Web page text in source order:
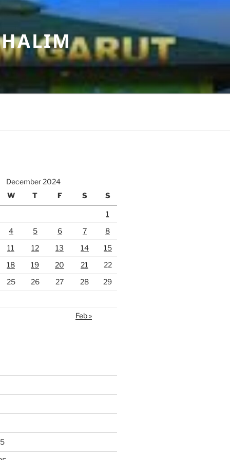
HALIM
December 2024
W T F S S
1
4 5 6 7
8
11 12 13 14
15
18 19 20 21
22
25 26 27 28
29
Feb »